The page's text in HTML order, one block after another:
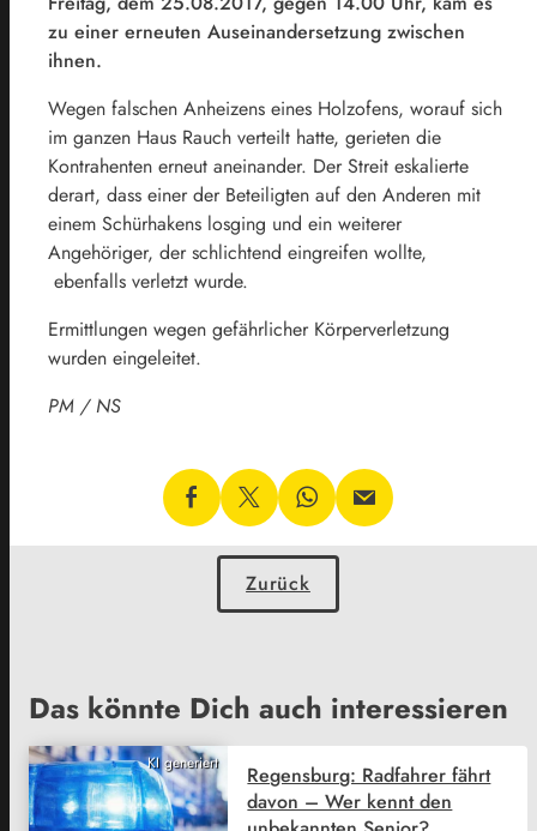
zu einer erneuten Auseinandersetzung zwischen
ihnen.
Wegen falschen Anheizens eines Holzofens, worauf sich
im ganzen Haus Rauch verteilt hatte, gerieten die
Kontrahenten erneut aneinander. Der Streit eskalierte
derart, dass einer der Beteiligten auf den Anderen mit
einem Schürhakens losging und ein weiterer
Angehöriger, der schlichtend eingreifen wollte,
ebenfalls verletzt wurde.
Ermittlungen wegen gefährlicher Körperverletzung
wurden eingeleitet.
PM / NS
Zurück
Das könnte Dich auch interessieren
KI generiert
Regensburg: Radfahrer fährt
davon – Wer kennt den